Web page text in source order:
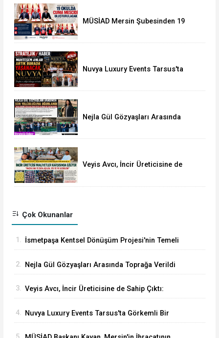
MÜSİAD Mersin Şubesinden 19
Nuvya Luxury Events Tarsus'ta
Nejla Gül Gözyaşları Arasında
Veyis Avcı, İncir Üreticisine de
Çok Okunanlar
1. İsmetpaşa Kentsel Dönüşüm Projesi'nin Temeli
2. Nejla Gül Gözyaşları Arasında Toprağa Verildi
3. Veyis Avcı, İncir Üreticisine de Sahip Çıktı:
4. Nuvya Luxury Events Tarsus'ta Görkemli Bir